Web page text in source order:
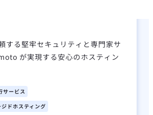
する堅牢セキュリティと専門家サ
が実現する安心のホスティン
サービス
ドホスティング